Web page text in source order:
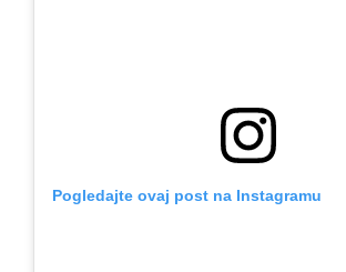
Pogledajte ovaj post na Instagramu